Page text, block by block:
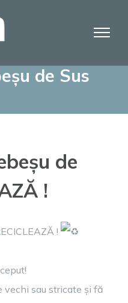
de Sus
de
!
!
vechi sau stricate și fă